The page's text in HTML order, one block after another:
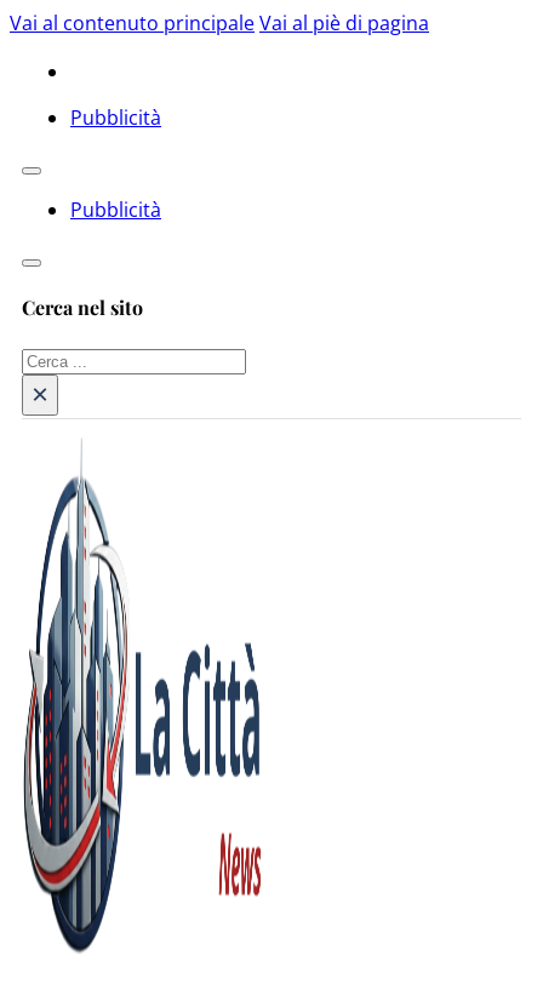
Vai al contenuto principaleVai al piè di pagina
Pubblicità
Pubblicità
Cerca nel sito
Cerca
×